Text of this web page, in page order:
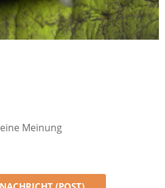
Meinung